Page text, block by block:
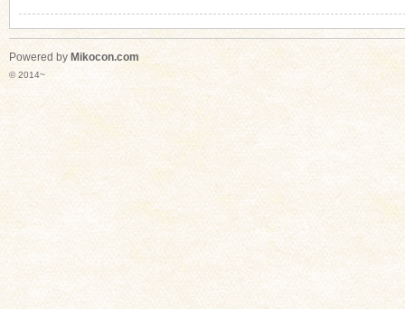
Powered by Mikocon.com
© 2014~